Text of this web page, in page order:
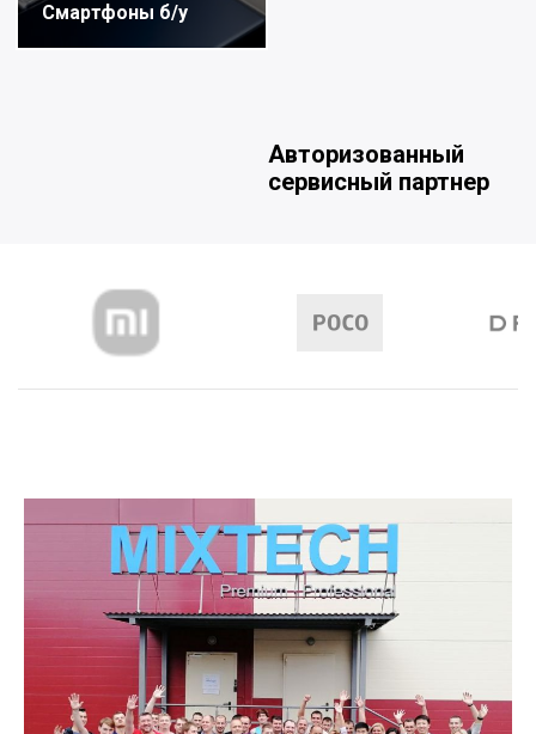
Смартфоны б/у
Авторизованный
сервисный партнер